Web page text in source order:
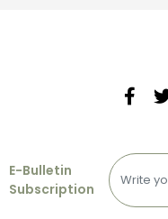
E-Bulletin
Subscription